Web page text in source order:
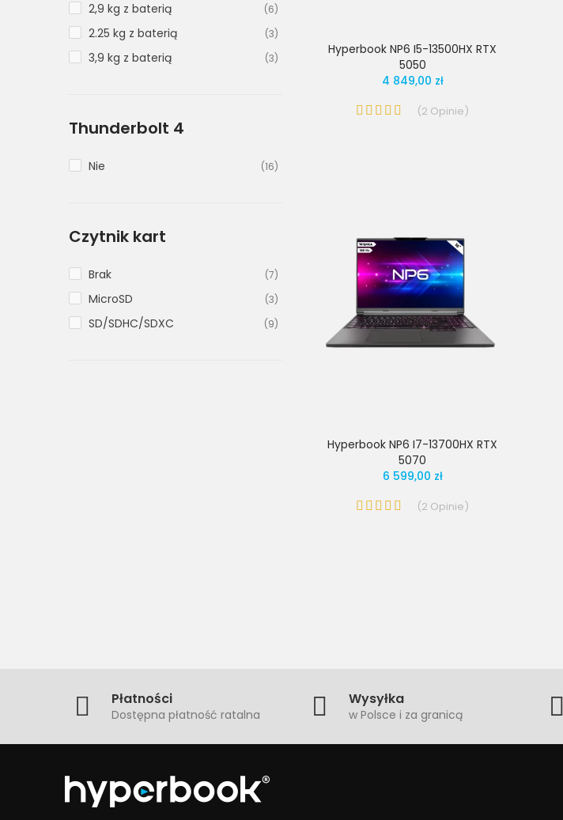
Hyperbook NP6 I5-13500HX RTX
5050
4 849,00 zł
(2 Opinie)
Hyperbook NP6 I7-13700HX RTX
5070
6 599,00 zł
(2 Opinie)
2,9 kg z baterią (6)
2.25 kg z baterią (3)
3,9 kg z baterią (3)
Thunderbolt 4
Nie (16)
Czytnik kart
Brak (7)
MicroSD (3)
SD/SDHC/SDXC (9)
Płatności
Dostępna płatność ratalna
Wysyłka
w Polsce i za granicą